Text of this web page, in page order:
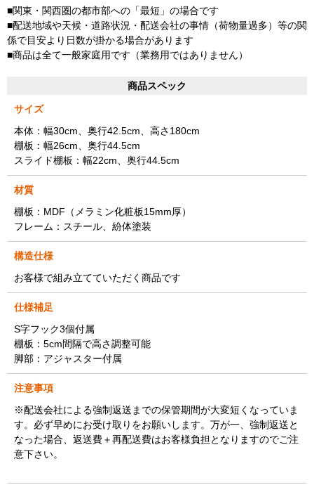
■関東・関西圏の都市部への「最短」の場合です
■配送地域や天候・道路状況・配送会社の事情（荷物量過多）等の関
係で目安より日数が掛かる場合があります
■商品は全て一般家庭用です（業務用ではありません）
商品スペック
サイズ
本体：幅30cm、奥行42.5cm、高さ180cm
棚板：幅26cm、奥行44.5cm
スライド棚板：幅22cm、奥行44.5cm
材質
棚板：MDF（メラミン化粧板15mm厚）
フレーム：スチール、紛体塗装
構造仕様
お客様で組み立てていただく商品です
仕様補足
S字フック3個付属
棚板：5cm間隔で高さ調整可能
脚部：アジャスター付属
注意事項
※配送会社による強制返送までの保管期間が大変短くなっていま
す。必ず早めにお受け取りをお願いします。万が一、強制返送と
なった場合、返送費＋再配送費はお客様負担となりますのでご注
意下さい。